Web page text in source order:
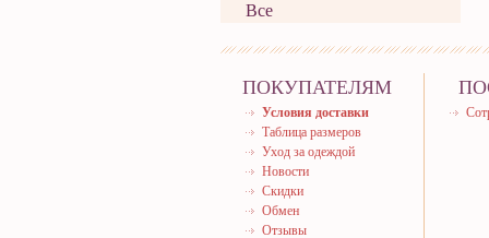
Все
ПОКУПАТЕЛЯМ
Условия доставки
Таблица размеров
Уход за одеждой
Новости
Скидки
Обмен
Отзывы